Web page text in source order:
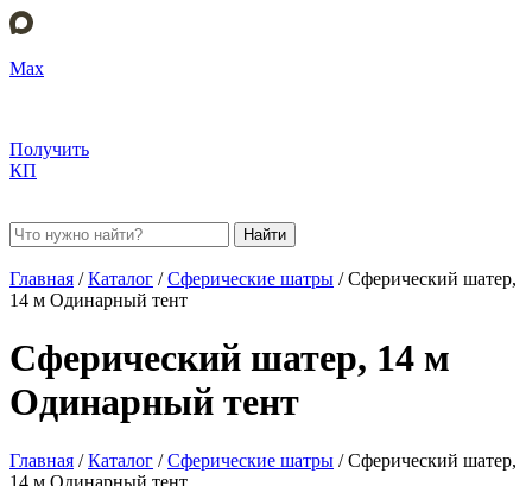
Max
Получить
КП
Найти
Главная /Каталог /Сферические шатры /Сферический шатер,
14 м Одинарный тент
Сферический шатер, 14 м
Одинарный тент
Главная /Каталог /Сферические шатры /Сферический шатер,
14 м Одинарный тент